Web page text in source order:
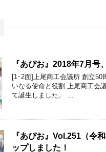
『あぴお』2018年7月号
[1･2面]上尾商工会議所 創立
いなる使命と役割 上尾商工会
て誕生しました。 …
『あぴお』Vol.251（令
ップしました！